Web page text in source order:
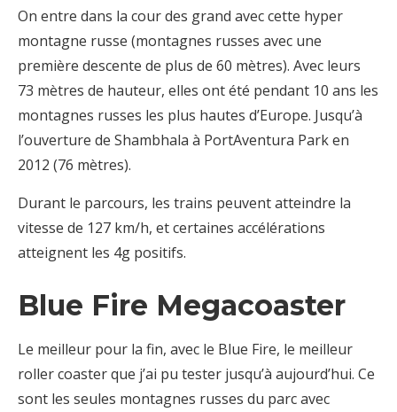
On entre dans la cour des grand avec cette hyper
montagne russe (montagnes russes avec une
première descente de plus de 60 mètres). Avec leurs
73 mètres de hauteur, elles ont été pendant 10 ans les
montagnes russes les plus hautes d’Europe. Jusqu’à
l’ouverture de Shambhala à PortAventura Park en
2012 (76 mètres).
Durant le parcours, les trains peuvent atteindre la
vitesse de 127 km/h, et certaines accélérations
atteignent les 4g positifs.
Blue Fire Megacoaster
Le meilleur pour la fin, avec le Blue Fire, le meilleur
roller coaster que j’ai pu tester jusqu’à aujourd’hui. Ce
sont les seules montagnes russes du parc avec